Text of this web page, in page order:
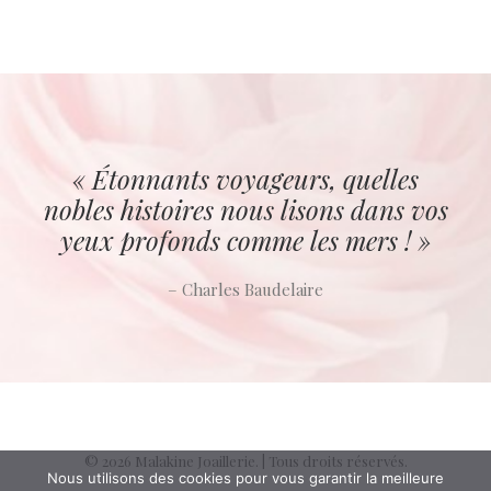
« Étonnants voyageurs, quelles
nobles histoires nous lisons dans vos
yeux profonds comme les mers ! »
– Charles Baudelaire
© 2026 Malakine Joaillerie. | Tous droits réservés.
Nous utilisons des cookies pour vous garantir la meilleure